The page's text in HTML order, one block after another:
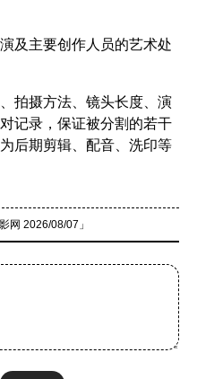
主要创作人员的艺术处
摄方法、镜头长度、演
记录，保证被分割的若干
后期剪辑、配音、洗印等
网 2026/08/07」